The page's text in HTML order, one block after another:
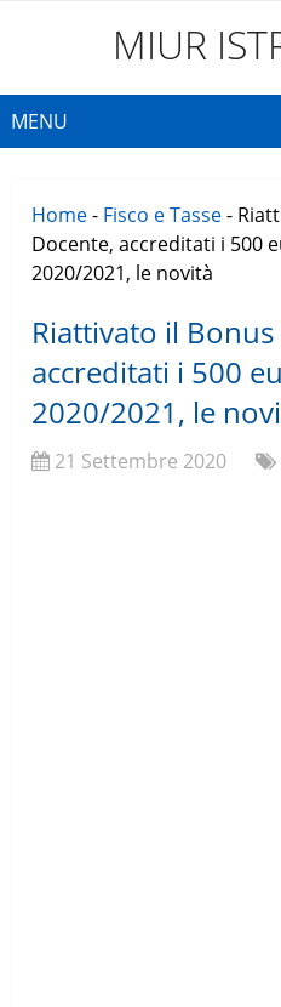
MIUR
MENU
Home- Fisco e Tasse-
Docente, accreditati i 500
2020/2021, le novità
Riattivato il
accreditati i 500
2020/2021, le
21 Settembre 2020